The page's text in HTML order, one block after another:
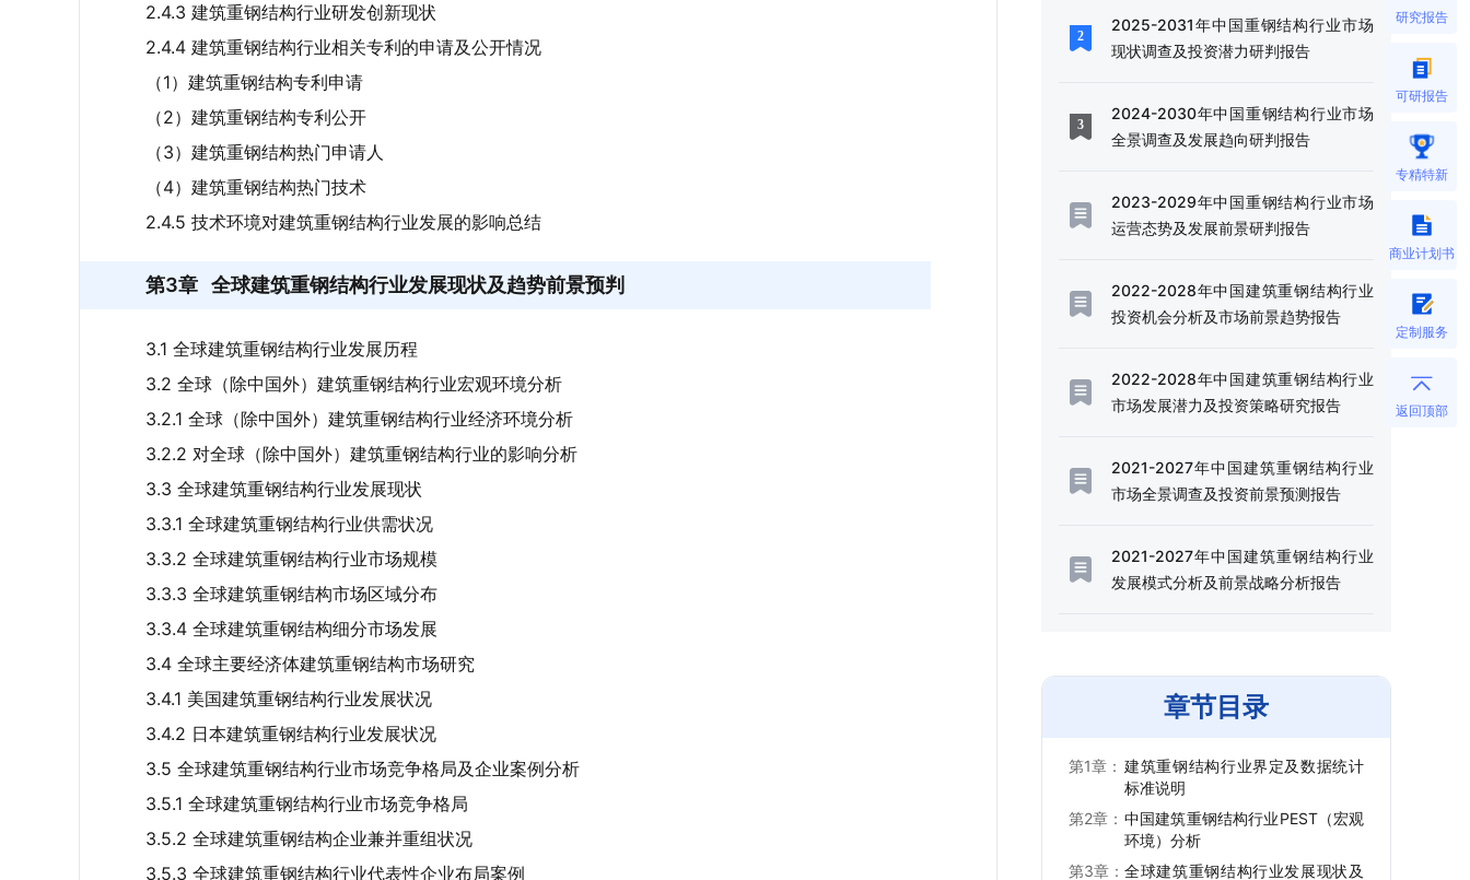
2.4.3 建筑重钢结构行业研发创新现状
2.4.4 建筑重钢结构行业相关专利的申请及公开情况
（1）建筑重钢结构专利申请
（2）建筑重钢结构专利公开
（3）建筑重钢结构热门申请人
（4）建筑重钢结构热门技术
2.4.5 技术环境对建筑重钢结构行业发展的影响总结
第3章 全球建筑重钢结构行业发展现状及趋势前景预判
3.1 全球建筑重钢结构行业发展历程
3.2 全球（除中国外）建筑重钢结构行业宏观环境分析
3.2.1 全球（除中国外）建筑重钢结构行业经济环境分析
3.2.2 对全球（除中国外）建筑重钢结构行业的影响分析
3.3 全球建筑重钢结构行业发展现状
3.3.1 全球建筑重钢结构行业供需状况
3.3.2 全球建筑重钢结构行业市场规模
3.3.3 全球建筑重钢结构市场区域分布
3.3.4 全球建筑重钢结构细分市场发展
3.4 全球主要经济体建筑重钢结构市场研究
3.4.1 美国建筑重钢结构行业发展状况
3.4.2 日本建筑重钢结构行业发展状况
3.5 全球建筑重钢结构行业市场竞争格局及企业案例分析
3.5.1 全球建筑重钢结构行业市场竞争格局
3.5.2 全球建筑重钢结构企业兼并重组状况
3.5.3 全球建筑重钢结构行业代表性企业布局案例
2025-2031年中国重钢结构行业市场
现状调查及投资潜力研判报告
2024-2030年中国重钢结构行业市场
全景调查及发展趋向研判报告
2023-2029年中国重钢结构行业市场
运营态势及发展前景研判报告
2022-2028年中国建筑重钢结构行业
投资机会分析及市场前景趋势报告
2022-2028年中国建筑重钢结构行业
市场发展潜力及投资策略研究报告
2021-2027年中国建筑重钢结构行业
市场全景调查及投资前景预测报告
2021-2027年中国建筑重钢结构行业
发展模式分析及前景战略分析报告
章节目录
第1章： 建筑重钢结构行业界定及数据统计
标准说明
第2章： 中国建筑重钢结构行业PEST（宏观
环境）分析
第3章： 全球建筑重钢结构行业发展现状及
研究报告
可研报告
专精特新
商业计划书
定制服务
返回顶部